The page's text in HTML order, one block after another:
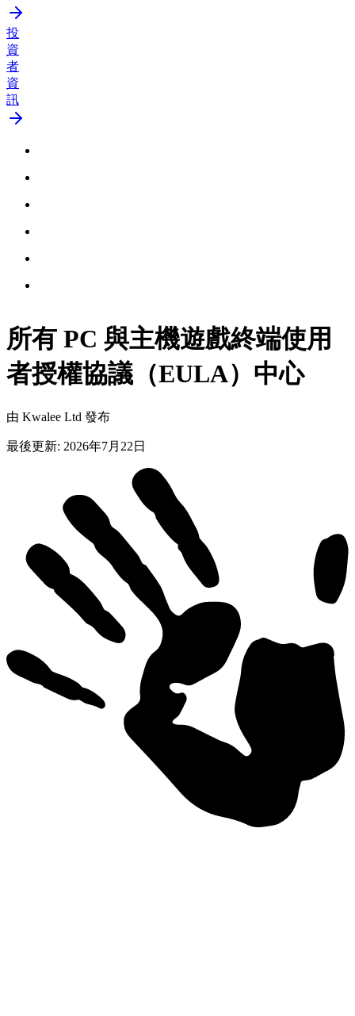
投
資
者
資
訊
所有 PC 與主機遊戲終端使用
者授權協議（EULA）中心
由 Kwalee Ltd 發布
最後更新: 2026年7月22日